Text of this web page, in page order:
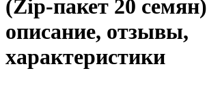
(Zip-пакет 20 семян)
описание, отзывы,
характеристики